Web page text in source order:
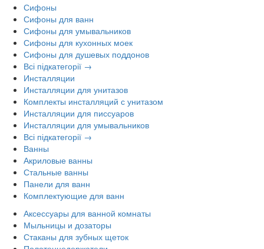
Сифоны
Сифоны для ванн
Сифоны для умывальников
Сифоны для кухонных моек
Сифоны для душевых поддонов
Всі підкатегорії →
Инсталляции
Инсталляции для унитазов
Комплекты инсталляций с унитазом
Инсталляции для писсуаров
Инсталляции для умывальников
Всі підкатегорії →
Ванны
Акриловые ванны
Стальные ванны
Панели для ванн
Комплектующие для ванн
Аксессуары для ванной комнаты
Мыльницы и дозаторы
Стаканы для зубных щеток